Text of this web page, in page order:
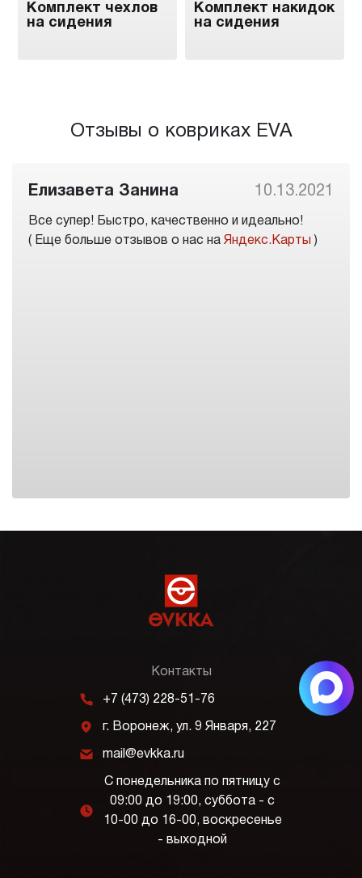
Комплект чехлов
на сидения
Комплект накидок
на сидения
Отзывы о ковриках EVA
Елизавета Занина 10.13.2021
Все супер! Быстро, качественно и идеально!
( Еще больше отзывов о нас на Яндекс.Карты )
Контакты
m +7 (473) 228-51-76
j г. Воронеж, ул. 9 Января, 227
k mail@evkka.ru
l
С понедельника по пятницу с
09:00 до 19:00, суббота - с
10-00 до 16-00, воскресенье
- выходной